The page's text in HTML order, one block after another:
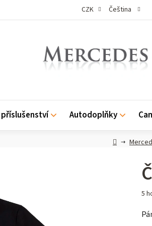
CZK Čeština
Autodoplňky
Domů
5